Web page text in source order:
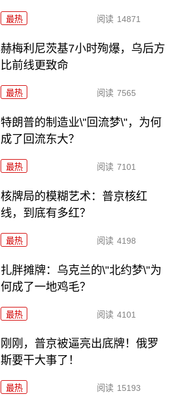
最热 阅读 14871
赫梅利尼茨基7小时殉爆，乌后方
比前线更致命
最热 阅读 7565
特朗普的制造业\"回流梦\"，为何
成了回流东大？
最热 阅读 7101
核牌局的模糊艺术：普京核红
线，到底有多红？
最热 阅读 4198
扎胖摊牌：乌克兰的\"北约梦\"为
何成了一地鸡毛？
最热 阅读 4101
刚刚，普京被逼亮出底牌！俄罗
斯要干大事了！
最热 阅读 15193